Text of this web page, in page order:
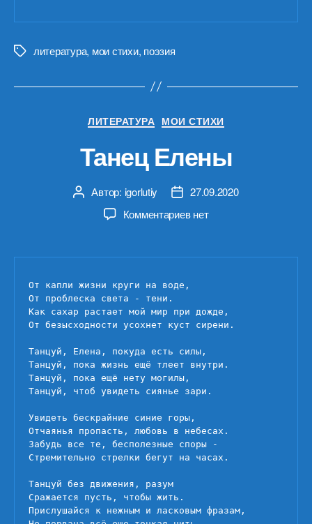
Меткилитература, мои стихи, поэзия
Рубрики
ЛИТЕРАТУРА МОИ СТИХИ
Танец Елены
Автор
записи
Автор: igorlutiy
Дата27.09.2020
Комментариевк
Елены
нет
От капли жизни круги на воде,
От проблеска света - тени.
Как сахар растает мой мир при дожде,
От безысходности усохнет куст сирени.
Танцуй, Елена, покуда есть силы,
Танцуй, пока жизнь ещё тлеет внутри.
Танцуй, пока ещё нету могилы,
Танцуй, чтоб увидеть сиянье зари.
Увидеть бескрайние синие горы,
Отчаянья пропасть, любовь в небесах.
Забудь все те, бесполезные споры -
Стремительно стрелки бегут на часах.
Танцуй без движения, разум
Сражается пусть, чтобы жить.
Прислушайся к нежным и ласковым фразам,